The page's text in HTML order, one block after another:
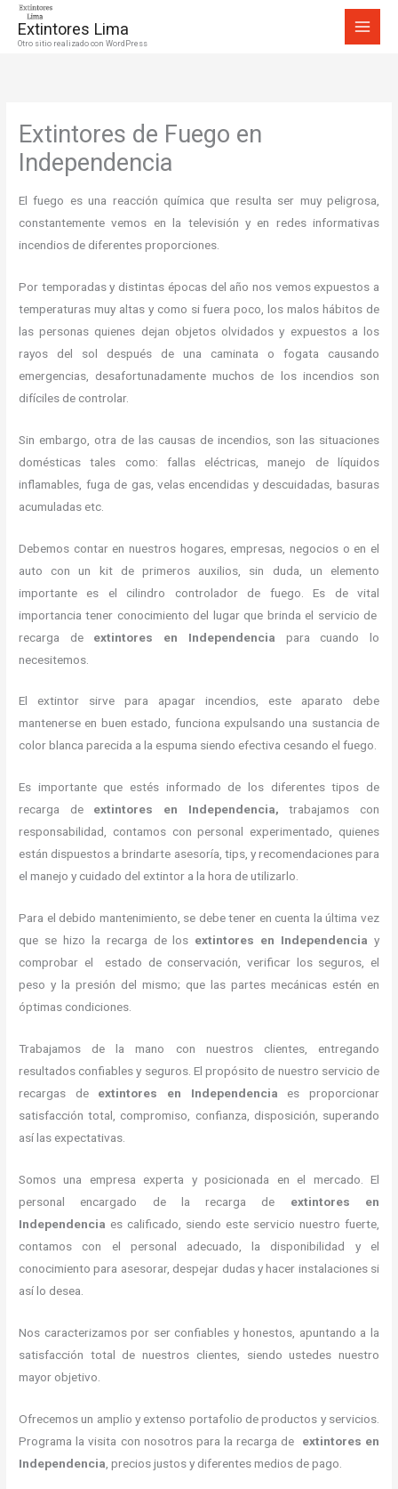
Extintores Lima
Otro sitio realizado con WordPress
Extintores de Fuego en
Independencia
El fuego es una reacción química que resulta ser muy peligrosa,
constantemente vemos en la televisión y en redes informativas
incendios de diferentes proporciones.
Por temporadas y distintas épocas del año nos vemos expuestos a
temperaturas muy altas y como si fuera poco, los malos hábitos de
las personas quienes dejan objetos olvidados y expuestos a los
rayos del sol después de una caminata o fogata causando
emergencias, desafortunadamente muchos de los incendios son
difíciles de controlar.
Sin embargo, otra de las causas de incendios, son las situaciones
domésticas tales como: fallas eléctricas, manejo de líquidos
inflamables, fuga de gas, velas encendidas y descuidadas, basuras
acumuladas etc.
Debemos contar en nuestros hogares, empresas, negocios o en el
auto con un kit de primeros auxilios, sin duda, un elemento
importante es el cilindro controlador de fuego. Es de vital
importancia tener conocimiento del lugar que brinda el servicio de
recarga de extintores en Independencia para cuando lo
necesitemos.
El extintor sirve para apagar incendios, este aparato debe
mantenerse en buen estado, funciona expulsando una sustancia de
color blanca parecida a la espuma siendo efectiva cesando el fuego.
Es importante que estés informado de los diferentes tipos de
recarga de extintores en Independencia,trabajamos con
responsabilidad, contamos con personal experimentado, quienes
están dispuestos a brindarte asesoría, tips, y recomendaciones para
el manejo y cuidado del extintor a la hora de utilizarlo.
Para el debido mantenimiento, se debe tener en cuenta la última vez
que se hizo la recarga de los extintores en Independencia y
comprobar el estado de conservación, verificar los seguros, el
peso y la presión del mismo; que las partes mecánicas estén en
óptimas condiciones.
Trabajamos de la mano con nuestros clientes, entregando
resultados confiables y seguros. El propósito de nuestro servicio de
recargas de extintores en Independencia es proporcionar
satisfacción total, compromiso, confianza, disposición, superando
así las expectativas.
Somos una empresa experta y posicionada en el mercado. El
personal encargado de la recarga de extintores en
Independencia es calificado, siendo este servicio nuestro fuerte,
contamos con el personal adecuado, la disponibilidad y el
conocimiento para asesorar, despejar dudas y hacer instalaciones si
así lo desea.
Nos caracterizamos por ser confiables y honestos, apuntando a la
satisfacción total de nuestros clientes, siendo ustedes nuestro
mayor objetivo.
Ofrecemos un amplio y extenso portafolio de productos y servicios.
Programa la visita con nosotros para la recarga de extintores en
Independencia , precios justos y diferentes medios de pago.